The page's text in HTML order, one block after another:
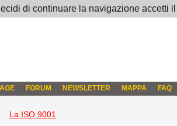
FORUM NEWSLETTER MAPPA FAQ
La ISO 9001
di continuare la navigazione accetti